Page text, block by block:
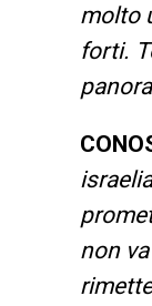
molto
forti.
non